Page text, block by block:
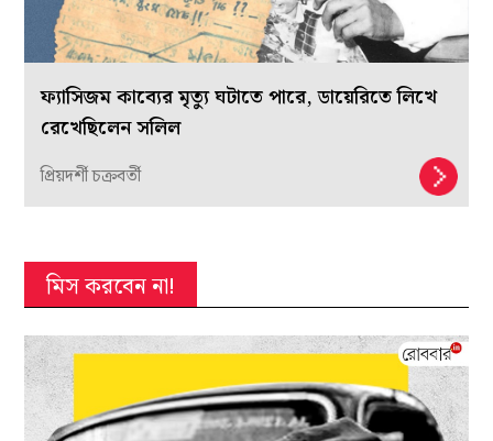
ফ্যাসিজম কাব্যের মৃত্যু ঘটাতে পারে, ডায়েরিতে লিখে
রেখেছিলেন সলিল
প্রিয়দর্শী চক্রবর্তী
মিস করবেন না!